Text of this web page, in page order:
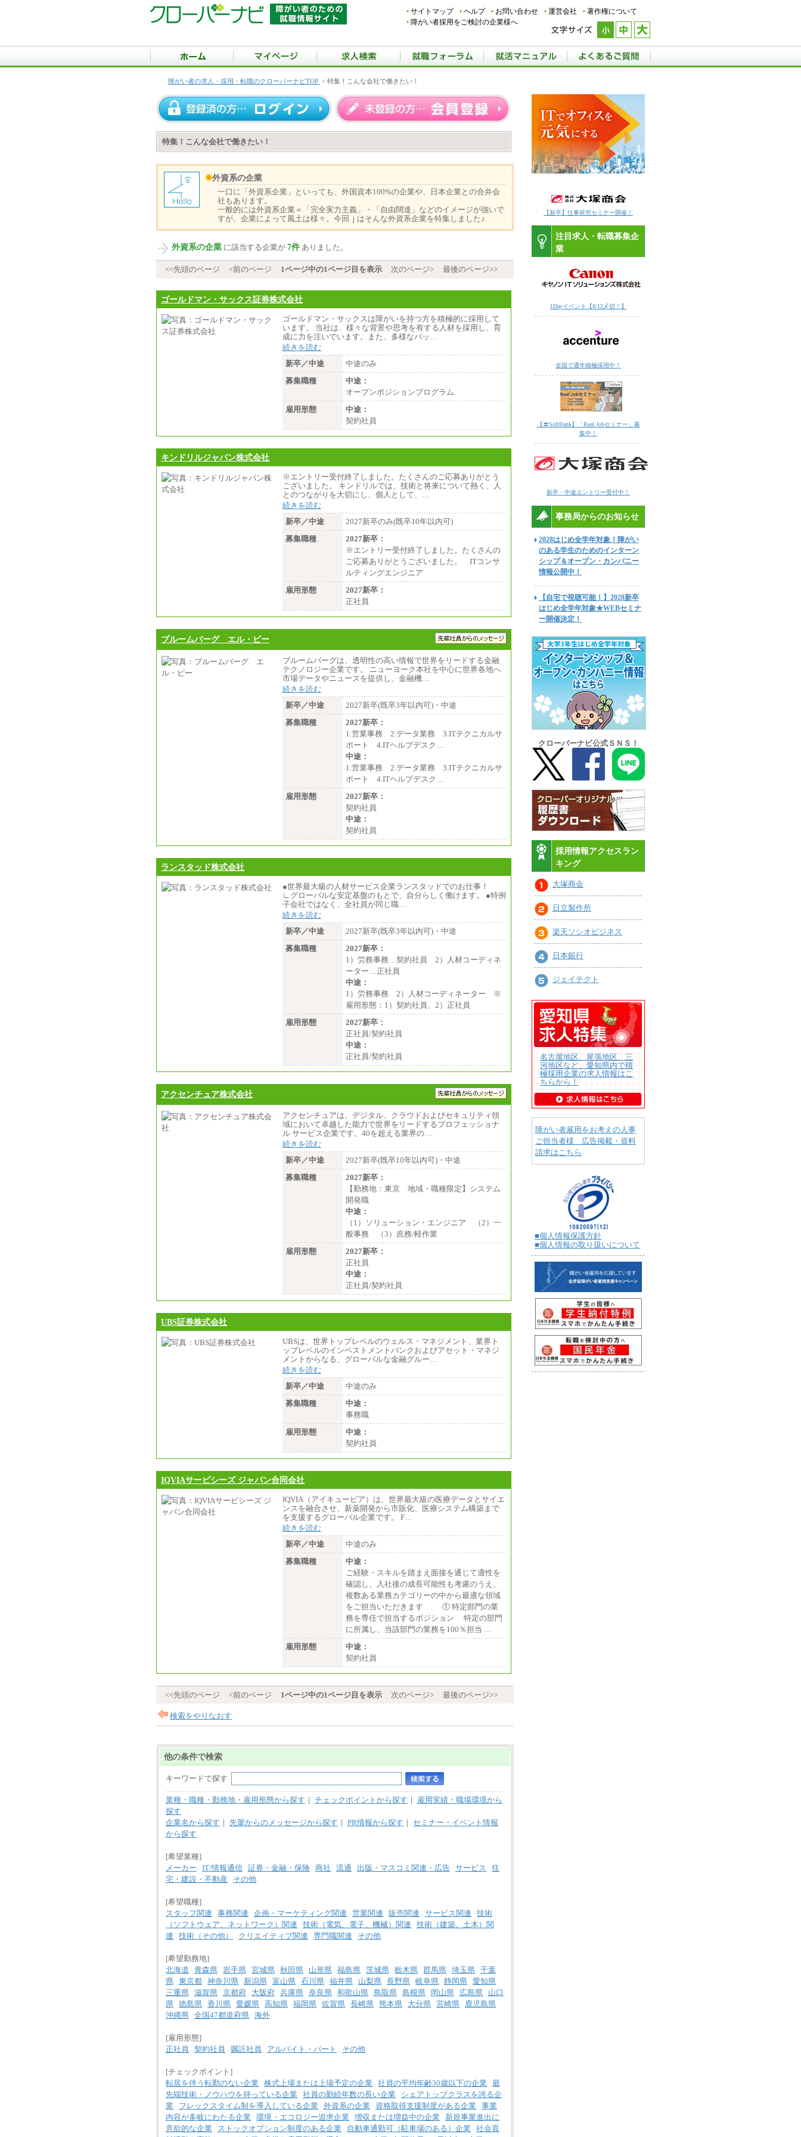
サイトマップ ヘルプ お問い合わせ 運営会社
著作権について
障がい者採用をご検討の企業様へ
障がい者の求人・採用・転職のクローバーナビTOP > 特集！こんな会社で働きたい！
特集！こんな会社で働きたい！
外資系の企業
一口に「外資系企業」といっても、外国資本100%の企業や、日本企業との合弁会
社もあります。
一般的には外資系企業＝「完全実力主義」・「自由闊達」などのイメージが強いで
すが、企業によって風土は様々。今回ｊはそんな外資系企業を特集しました♪
外資系の企業 に該当する企業が 7件 ありました。
<<先頭のページ <前のページ 1ページ中の1ページ目を表示 次のページ> 最後のページ>>
ゴールドマン・サックス証券株式会社
ゴールドマン・サックスは障がいを持つ方を積極的に採用して
います。 当社は、様々な背景や思考を有する人材を採用し、育
成に力を注いでいます。また、多様なバッ…
続きを読む
新卒／中途
中途のみ
募集職種
中途：
オープンポジションプログラム
雇用形態
中途：
契約社員
キンドリルジャパン株式会社
※エントリー受付終了しました。たくさんのご応募ありがとう
ございました。 キンドリルでは、技術と将来について熱く、人
とのつながりを大切にし、個人として、…
続きを読む
新卒／中途
2027新卒のみ(既卒10年以内可)
募集職種
2027新卒：
※エントリー受付終了しました。たくさんの
ご応募ありがとうございました。 ITコンサ
ルティングエンジニア
雇用形態
2027新卒：
正社員
ブルームバーグ エル・ピー
ブルームバーグは、透明性の高い情報で世界をリードする金融
テクノロジー企業です。 ニューヨーク本社を中心に世界各地へ
市場データやニュースを提供し、金融機…
続きを読む
新卒／中途
2027新卒(既卒3年以内可)・中途
募集職種
2027新卒：
1.営業事務 2.データ業務 3.ITテクニカルサ
ポート 4.ITヘルプデスク…
中途：
1.営業事務 2.データ業務 3.ITテクニカルサ
ポート 4.ITヘルプデスク…
雇用形態
2027新卒：
契約社員
中途：
契約社員
ランスタッド株式会社
●世界最大級の人材サービス企業ランスタッドでのお仕事！
∟グローバルな安定基盤のもとで、自分らしく働けます。 ●特例
子会社ではなく、全社員が同じ職…
続きを読む
新卒／中途
2027新卒(既卒3年以内可)・中途
募集職種
2027新卒：
1）労務事務…契約社員 2）人材コーディネ
ーター…正社員
中途：
1）労務事務 2）人材コーディネーター ※
雇用形態：1）契約社員、2）正社員
雇用形態
2027新卒：
正社員/契約社員
中途：
正社員/契約社員
アクセンチュア株式会社
アクセンチュアは、デジタル、クラウドおよびセキュリティ領
域において卓越した能力で世界をリードするプロフェッショナ
ル サービス企業です。40を超える業界の…
続きを読む
新卒／中途
2027新卒(既卒10年以内可)・中途
募集職種
2027新卒：
【勤務地：東京 地域・職種限定】システム
開発職
中途：
（1）ソリューション・エンジニア （2）一
般事務 （3）庶務/軽作業
雇用形態
2027新卒：
正社員
中途：
正社員/契約社員
UBS証券株式会社
UBSは、世界トップレベルのウェルス・マネジメント、業界ト
ップレベルのインベストメントバンクおよびアセット・マネジ
メントからなる、グローバルな金融グルー…
続きを読む
新卒／中途
中途のみ
募集職種
中途：
事務職
雇用形態
中途：
契約社員
IQVIAサービシーズ ジャパン合同会社
IQVIA（アイキュービア）は、世界最大級の医療データとサイエ
ンスを融合させ、新薬開発から市販化、医療システム構築まで
を支援するグローバル企業です。 F…
続きを読む
新卒／中途
中途のみ
募集職種
中途：
ご経験・スキルを踏まえ面接を通じて適性を
確認し、入社後の成長可能性も考慮のうえ、
複数ある業務カテゴリーの中から最適な領域
をご担当いただきます ① 特定部門の業
務を専任で担当するポジション 特定の部門
に所属し、当該部門の業務を100％担当 …
雇用形態
中途：
契約社員
<<先頭のページ <前のページ 1ページ中の1ページ目を表示 次のページ> 最後のページ>>
検索をやりなおす
他の条件で検索
キーワードで探す
業種・職種・勤務地・雇用形態から探す ｜ チェックポイントから探す ｜ 雇用実績・職場環境から
探す
企業名から探す ｜ 先輩からのメッセージから探す ｜ PR情報から探す ｜ セミナー・イベント情報
から探す
[希望業種]
メーカー
IT/情報通信 証券・金融・保険 商社 流通 出版・マスコミ関連・広告 サービス
住
宅・建設・不動産
その他
[希望職種]
スタッフ関連
事務関連 企画・マーケティング関連 営業関連 販売関連 サービス関連
技術
（ソフトウェア、ネットワーク）関連
技術（電気、電子、機械）関連
技術（建築、土木）関
連
技術（その他） クリエイティブ関連 専門職関連 その他
[希望勤務地]
北海道
青森県 岩手県 宮城県 秋田県 山形県 福島県 茨城県 栃木県 群馬県 埼玉県 千葉
県 東京都 神奈川県 新潟県 富山県 石川県 福井県 山梨県 長野県 岐阜県 静岡県 愛知県
三重県 滋賀県 京都府 大阪府 兵庫県 奈良県 和歌山県 鳥取県 島根県 岡山県 広島県
山口
県 徳島県 香川県 愛媛県 高知県 福岡県 佐賀県 長崎県 熊本県 大分県 宮崎県
鹿児島県
沖縄県 全国47都道府県 海外
[雇用形態]
正社員
契約社員 嘱託社員 アルバイト・パート その他
[チェックポイント]
転居を伴う転勤のない企業 株式上場または上場予定の企業 社員の平均年齢30歳以下の企業 最
先端技術・ノウハウを持っている企業 社員の勤続年数の長い企業
シェアトップクラスを誇る企
業
フレックスタイム制を導入している企業 外資系の企業 資格取得支援制度がある企業 事業
内容が多岐にわたる企業 環境・エコロジー追求企業 増収または増益中の企業
新規事業進出に
意欲的な企業
ストックオプション制度のある企業 自動車通勤可（駐車場のある）企業 社会貢
【新卒】仕事研究セミナー開催！
注目求人・転職募集企
業
1Dayイベント【8/12〆切！】
全国で通年積極採用中！
【〓SoftBank】「Real Jobセミナー」募
集中！
新卒・中途エントリー受付中！
事務局からのお知らせ
2028はじめ全学年対象！障がい
のある学生のためのインターン
シップ＆オープン・カンパニー
情報公開中！
【自宅で視聴可能！】2028新卒
はじめ全学年対象★WEBセミナ
ー開催決定！
クローバーナビ公式ＳＮＳ！
採用情報アクセスラン
キング
大塚商会
日立製作所
楽天ソシオビジネス
日本銀行
ジェイテクト
名古屋地区、尾張地区、三
河地区など、愛知県内で積
極採用企業の求人情報はこ
ちらから！
障がい者雇用をお考えの人事
ご担当者様 広告掲載・資料
請求はこちら
■個人情報保護方針
■個人情報の取り扱いについて